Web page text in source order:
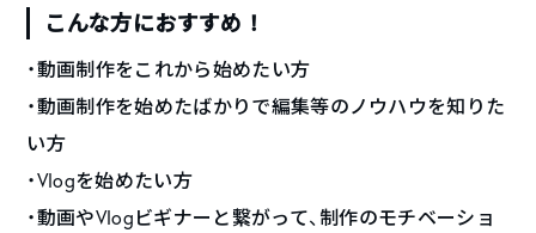
こんな方におすすめ！
・動画制作をこれから始めたい方
・動画制作を始めたばかりで編集等のノウハウを知りた
い方
・Vlogを始めたい方
・動画やVlogビギナーと繋がって、制作のモチベーショ